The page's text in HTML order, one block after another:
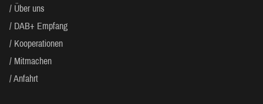
Über uns
DAB+ Empfang
Kooperationen
Mitmachen
Anfahrt